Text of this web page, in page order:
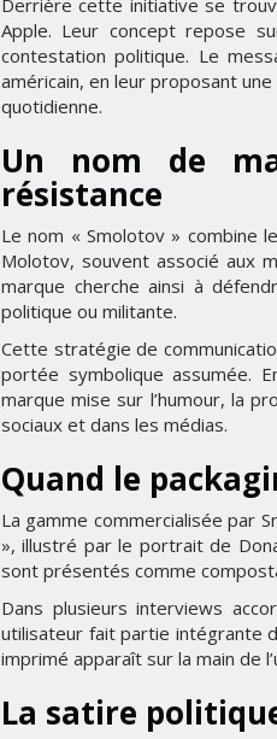
Derrière cette initiative se
Apple. Leur concept repose
contestation politique. Le
américain, en leur proposant
quotidienne.
Un nom de
résistance
Le nom « Smolotov » combine
Molotov, souvent associé aux
marque cherche ainsi à
politique ou militante.
Cette stratégie de
portée symbolique assumée.
marque mise sur l’humour, la
sociaux et dans les médias.
Quand le
La gamme commercialisée par
», illustré par le portrait de
sont présentés comme
Dans plusieurs interviews
utilisateur fait partie intégrante
imprimé apparaît sur la main de
La satire
MERCREDI 5